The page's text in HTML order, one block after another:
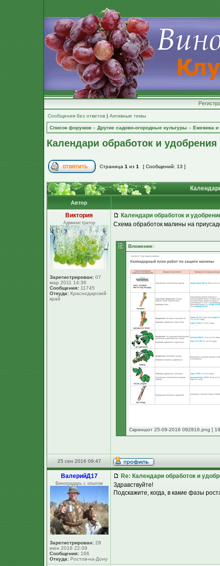
Сообщения без ответов | Активные темы
Список форумов » Другие садово-огородные культуры » Ежевика и
Календари обработок и удобрения
Страница 1 из 1 [ Сообщений: 13 ]
Автор
Виктория
Администратор
Зарегистрирован: 07
мар 2011 14:36
Сообщения: 11745
Откуда: Краснодарский
край
Календари обработок и
Схема обработок малины на
Вложение:
Скриншот 25-09-2016 092816.png [
25 сен 2016 09:47
ВалерийД17
Виноградарь с опытом
Зарегистрирован: 28
июн 2016 22:09
Сообщения: 166
Откуда: Ростов-на-Дону
Re: Календари обработок и
Здравствуйте!
Подскажите, когда, в какие фазы